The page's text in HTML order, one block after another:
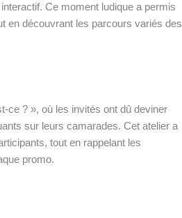
Ce moment ludique a permis
en découvrant les parcours variés des
ce ? », où les invités ont dû deviner
sur leurs camarades. Cet atelier a
tout en rappelant les
promo.